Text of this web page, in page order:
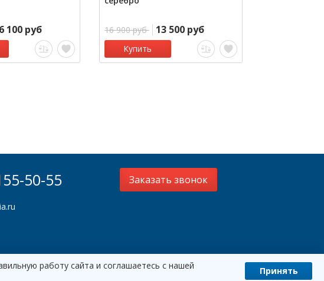
100 руб 16 900 руб 13 500 руб
Купить
50-55 Заказать звонок
работу сайта и соглашаетесь с нашей
Принять